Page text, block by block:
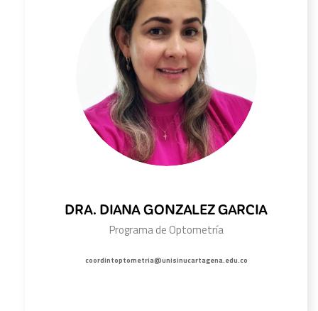
DRA. DIANA GONZALEZ GARCIA
Programa de Optometría
coordintoptometria@unisinucartagena.edu.co